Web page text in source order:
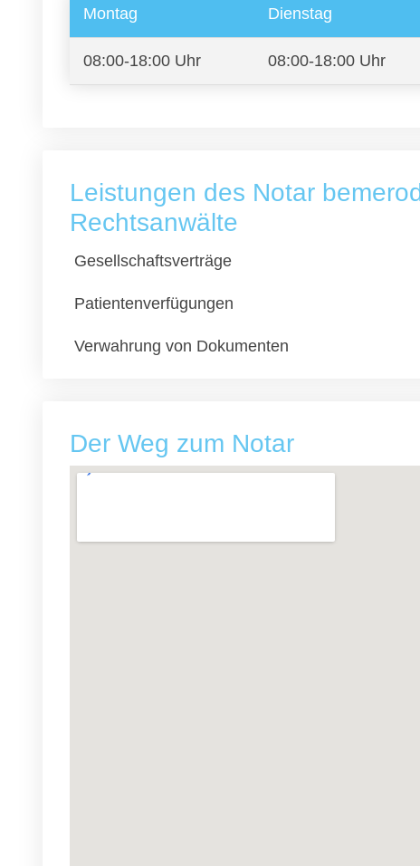
Montag Dienstag
08:00-18:00 Uhr 08:00-18:00 Uhr
Leistungen des Notar
Rechtsanwälte
Gesellschaftsverträge
Patientenverfügungen
Verwahrung von Dokumenten
Der Weg zum Notar